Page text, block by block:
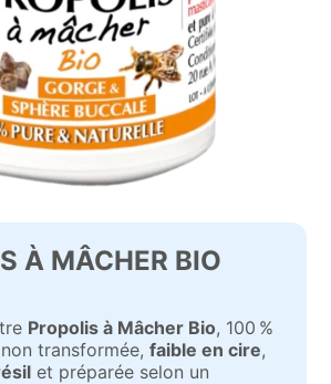
À MÂCHER BIO
Propolis à Mâcher Bio, 100 %
transformée,faible en cire,
et préparée selon un